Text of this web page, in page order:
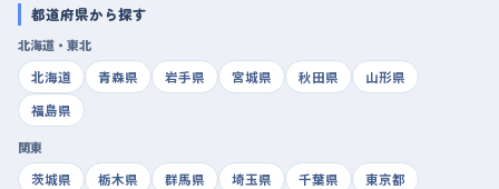
都道府県から探す
北海道・東北
北海道
青森県 岩手県 宮城県 秋田県
山形県
福島県
関東
茨城県
栃木県 群馬県 埼玉県 千葉県
東京都